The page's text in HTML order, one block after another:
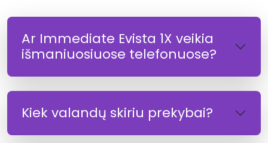
Ar Immediate Evista 1X veikia
išmaniuosiuose telefonuose?
Kiek valandų skiriu prekybai?